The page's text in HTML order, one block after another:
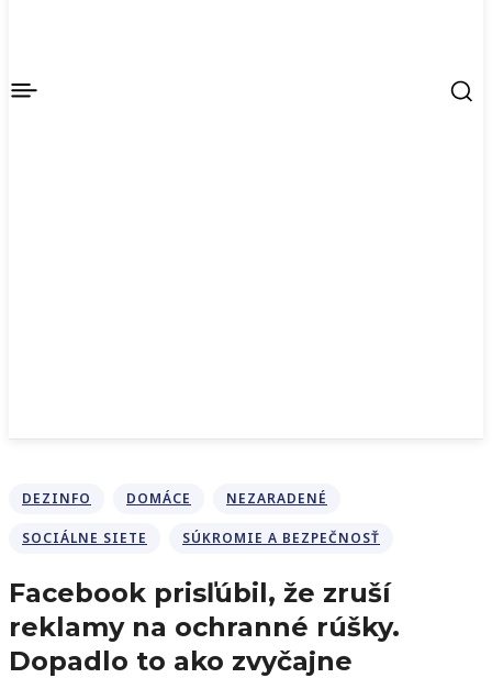
DEZINFO DOMÁCE NEZARADENÉ
SOCIÁLNE SIETE SÚKROMIE A BEZPEČNOSŤ
Facebook prisľúbil, že zruší
reklamy na ochranné rúšky.
Dopadlo to ako zvyčajne